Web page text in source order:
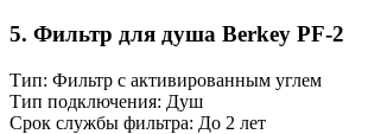
5. Фильтр для душа Berkey PF-2
Тип: Фильтр с активированным углем
Тип подключения: Душ
Срок службы фильтра: До 2 лет